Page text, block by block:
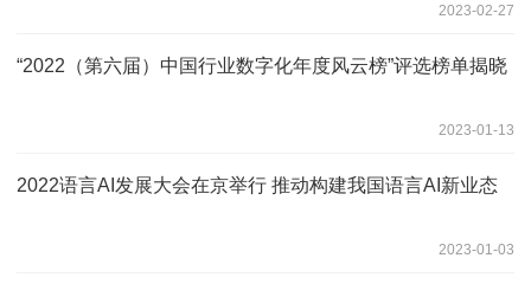
2023-02-27
“2022（第六届）中国行业数字化年度风云榜”评选榜单揭晓
2023-01-13
2022语言AI发展大会在京举行 推动构建我国语言AI新业态
2023-01-03